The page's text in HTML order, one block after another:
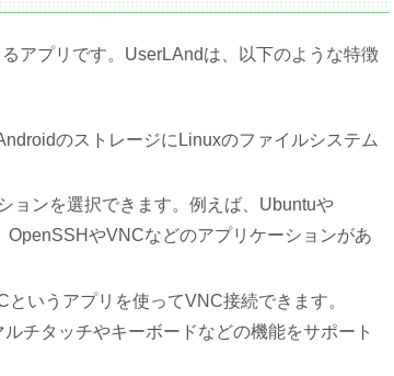
アプリです。UserLAndは、以下のような特徴
のストレージにLinuxのファイルシステム
ョンを選択できます。例えば、Ubuntuや
やVNCなどのアプリケーションがあ
いうアプリを使ってVNC接続できます。
チタッチやキーボードなどの機能をサポート